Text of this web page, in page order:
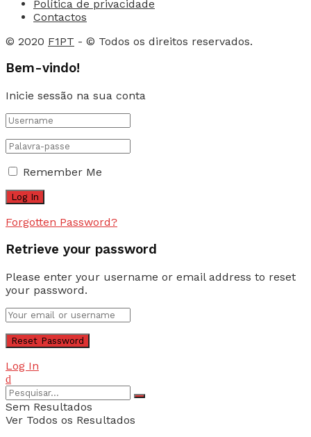
Política de privacidade
Contactos
© 2020 F1PT - © Todos os direitos reservados.
Bem-vindo!
Inicie sessão na sua conta
Remember Me
Forgotten Password?
Retrieve your password
Please enter your username or email address to reset
your password.
Log In
Sem Resultados
Ver Todos os Resultados